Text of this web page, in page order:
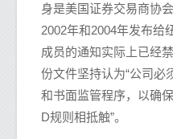
身是美国证券交易商协
2002年和2004年发布给
成员的通知实际上已经
份文件坚持认为“公司必
和书面监管程序，以确
D规则相抵触”。